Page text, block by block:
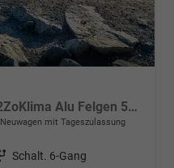
Selection 1,5 TSI Selction 2ZoKlima Alu Felgen 5J Garantie Sitzheizung LED Scheinwerfer Tempomat
Neuwagen mit Tageszulassung
Getriebe Schalt. 6-Gang